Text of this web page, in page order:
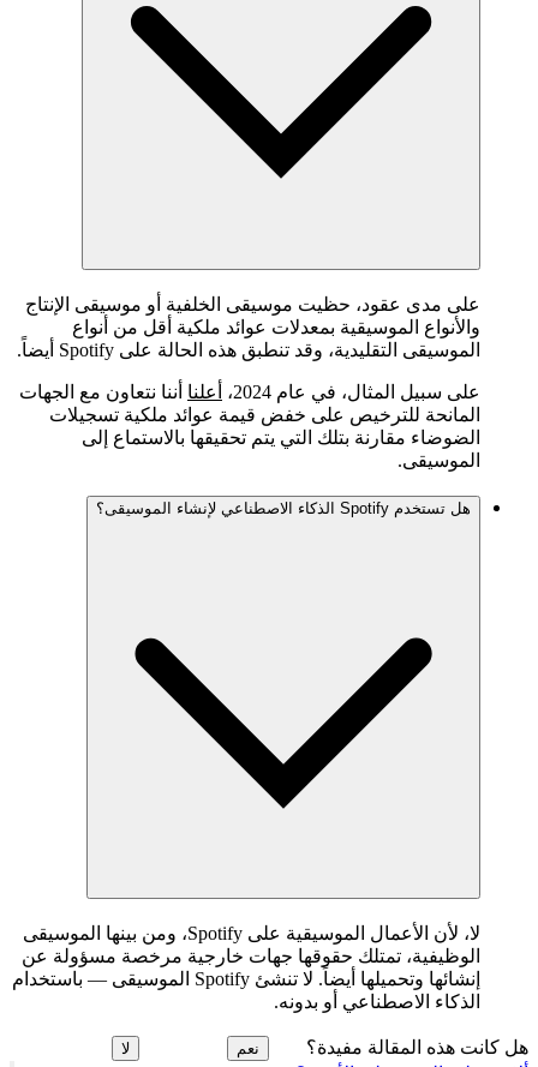
على مدى عقود، حظيت موسيقى الخلفية أو موسيقى الإنتاج
والأنواع الموسيقية بمعدلات عوائد ملكية أقل من أنواع
الموسيقى التقليدية، وقد تنطبق هذه الحالة على Spotify أيضاً.
على سبيل المثال، في عام 2024، أعلنا أننا نتعاون مع الجهات
المانحة للترخيص على خفض قيمة عوائد ملكية تسجيلات
الضوضاء مقارنة بتلك التي يتم تحقيقها بالاستماع إلى
الموسيقى.
هل تستخدم Spotify الذكاء الاصطناعي لإنشاء الموسيقى؟
لا، لأن الأعمال الموسيقية على Spotify، ومن بينها الموسيقى
الوظيفية، تمتلك حقوقها جهات خارجية مرخصة مسؤولة عن
إنشائها وتحميلها أيضاً. لا تنشئ Spotify الموسيقى — باستخدام
الذكاء الاصطناعي أو بدونه.
هل كانت هذه المقالة مفيدة؟ نعم لا